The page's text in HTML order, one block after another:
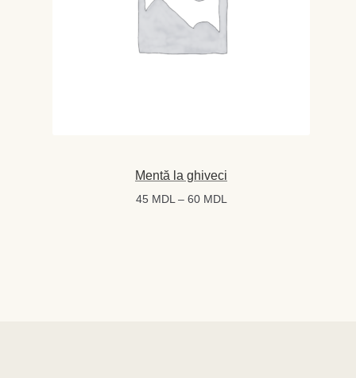
Mentă la ghiveci
45 MDL – 60 MDL